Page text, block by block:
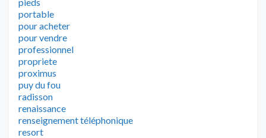
portable
pour acheter
pour vendre
professionnel
propriete
proximus
puy du fou
radisson
renaissance
renseignement téléphonique
resort